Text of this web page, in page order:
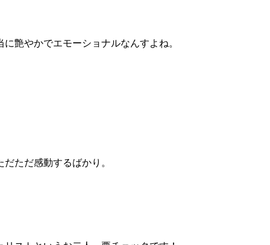
艶やかでエモーショナルなんすよね。
ただ感動するばかり。